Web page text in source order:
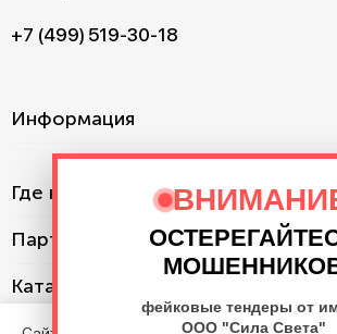
фейковые тендеры от
ООО "Сила Света"
+7 (499) 519-30-18
Информация
Где купить?
Партнерам
Каталог